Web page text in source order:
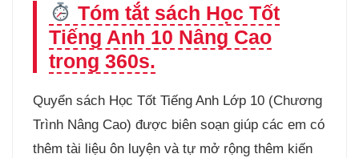
Tóm tắt sách Học Tốt
Tiếng Anh 10 Nâng Cao
trong 360s.
Quyển sách Học Tốt Tiếng Anh Lớp 10 (Chương
Trình Nâng Cao) được biên soạn giúp các em có
thêm tài liệu ôn luyện và tự mở rộng thêm kiến